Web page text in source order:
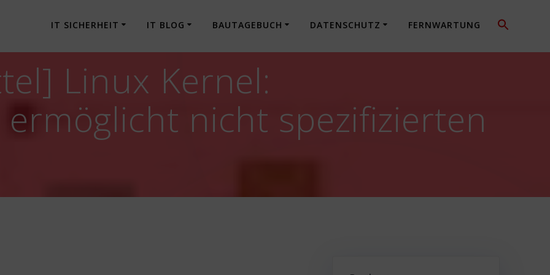
IT SICHERHEIT IT BLOG BAUTAGEBUCH DATENSCHUTZ FERNWARTUNG
Linux Kernel:
ermöglicht nicht spezifizierten